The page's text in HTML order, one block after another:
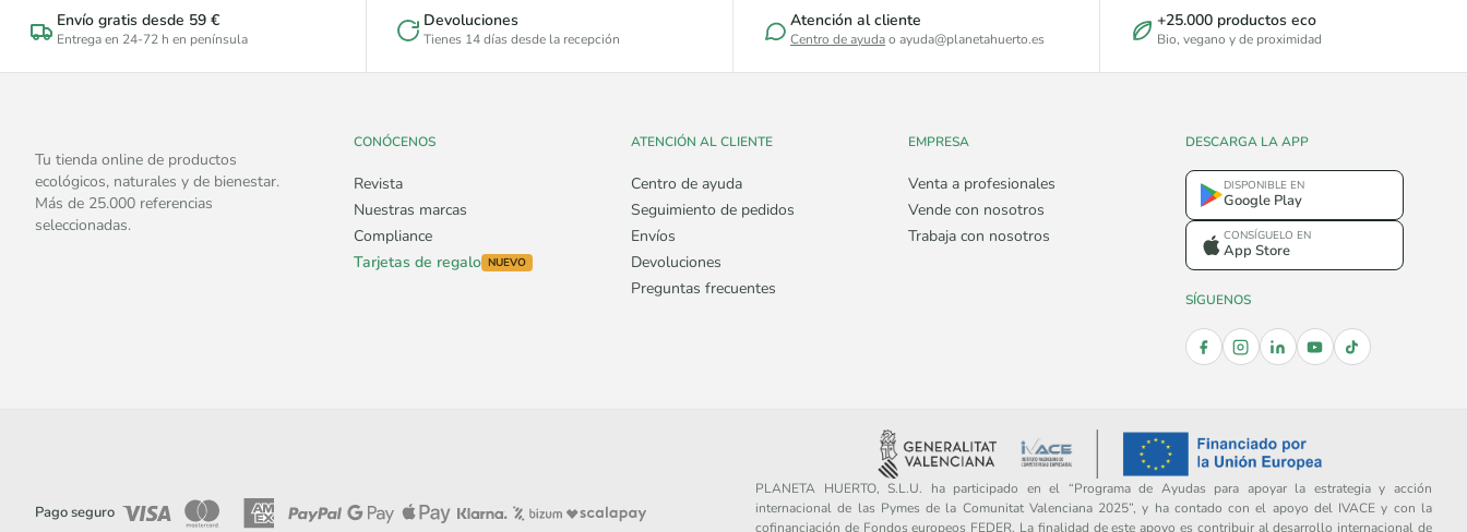
Envío gratis desde 59 €
Entrega en 24-72 h en península
Devoluciones
Tienes 14 días desde la recepción
Atención al cliente
Centro de ayudao ayuda@planetahuerto.es
+25.000 productos eco
Bio, vegano y de proximidad
Tu tienda online de productos
ecológicos, naturales y de bienestar.
Más de 25.000 referencias
seleccionadas.
CONÓCENOS
Revista
Nuestras marcas
Compliance
Tarjetas de regalo NUEVO
ATENCIÓN AL CLIENTE
Centro de ayuda
Seguimiento de pedidos
Envíos
Devoluciones
Preguntas frecuentes
EMPRESA
Venta a profesionales
Vende con nosotros
Trabaja con nosotros
DESCARGA LA APP
DISPONIBLE EN
Google Play
CONSÍGUELO EN
App Store
SÍGUENOS
Pago seguro
PLANETA HUERTO, S.L.U. ha participado en el “Programa de Ayudas para apoyar la estrategia y acción
internacional de las Pymes de la Comunitat Valenciana 2025”, y ha contado con el apoyo del IVACE y con la
cofinanciación de Fondos europeos FEDER. La finalidad de este apoyo es contribuir al desarrollo internacional de